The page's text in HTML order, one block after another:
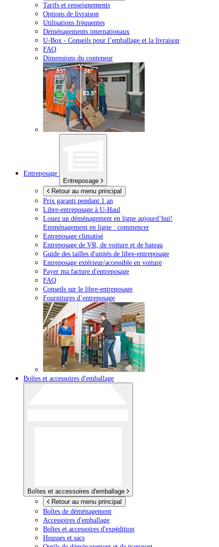
Tarifs et renseignements
Options de livraison
Utilisations fréquentes
Déménagements internationaux
U-Box - Conseils pour l’emballage et la livraison
FAQ
Dimensions du conteneur
Entreposage
Entreposage
Retour au menu principal
Prix garanti pendant 1 an
Libre-entreposage à U-Haul
Louez un déménagement en ligne aujourd’hui!
Emménagement en ligne : commencer
Entreposage climatisé
Entreposage de VR, de voiture et de bateau
Guide des tailles d'unités de libre-entreposage
Entreposage extérieur/accessible en voiture
Payer ma facture d'entreposage
FAQ
Conseils sur le libre-entreposage
Fournitures d’entreposage
Boîtes et accessoires d'emballage
Boîtes et accessoires d'emballage
Retour au menu principal
Boîtes de déménagement
Accessoires d'emballage
Boîtes et accessoires d'expédition
Housses et sacs